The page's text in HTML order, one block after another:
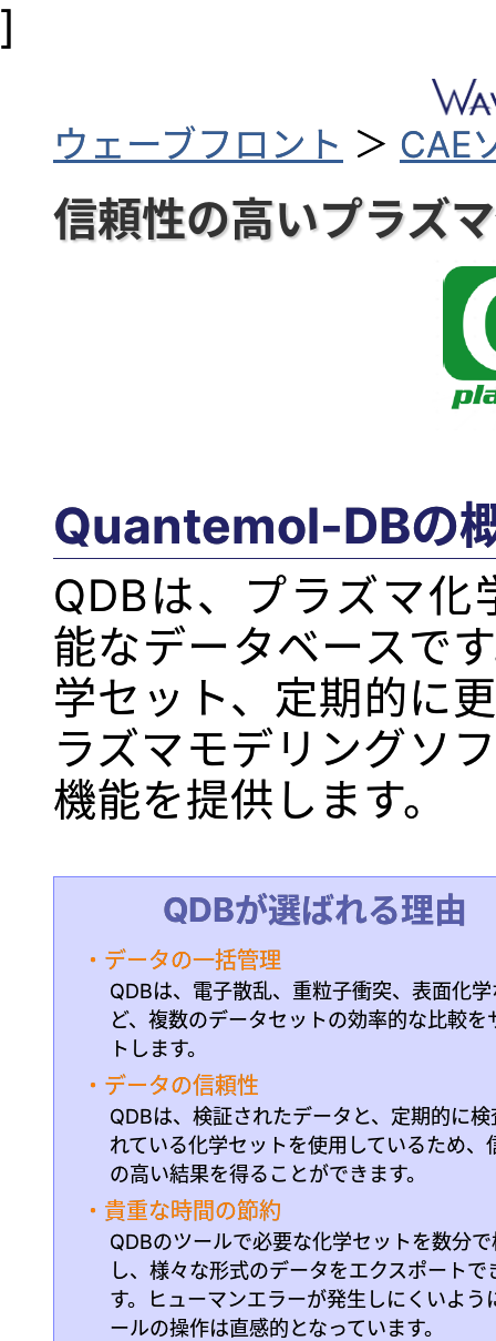
]
ウェーブフロント ＞ CAE
信頼性の高いプラズ
Quantemol-DBの
QDBは、プラズマ
能なデータベースで
学セット、定期的に
ラズマモデリングソ
機能を提供します。
QDBが選ばれる理由
・データの一括管理
QDBは、電子散乱、重粒子衝突、表面化学
ど、複数のデータセットの効率的な比較を
トします。
・データの信頼性
QDBは、検証されたデータと、定期的に検
れている化学セットを使用しているため、
の高い結果を得ることができます。
・貴重な時間の節約
QDBのツールで必要な化学セットを数分
し、様々な形式のデータをエクスポートで
す。ヒューマンエラーが発生しにくいよう
ールの操作は直感的となっています。